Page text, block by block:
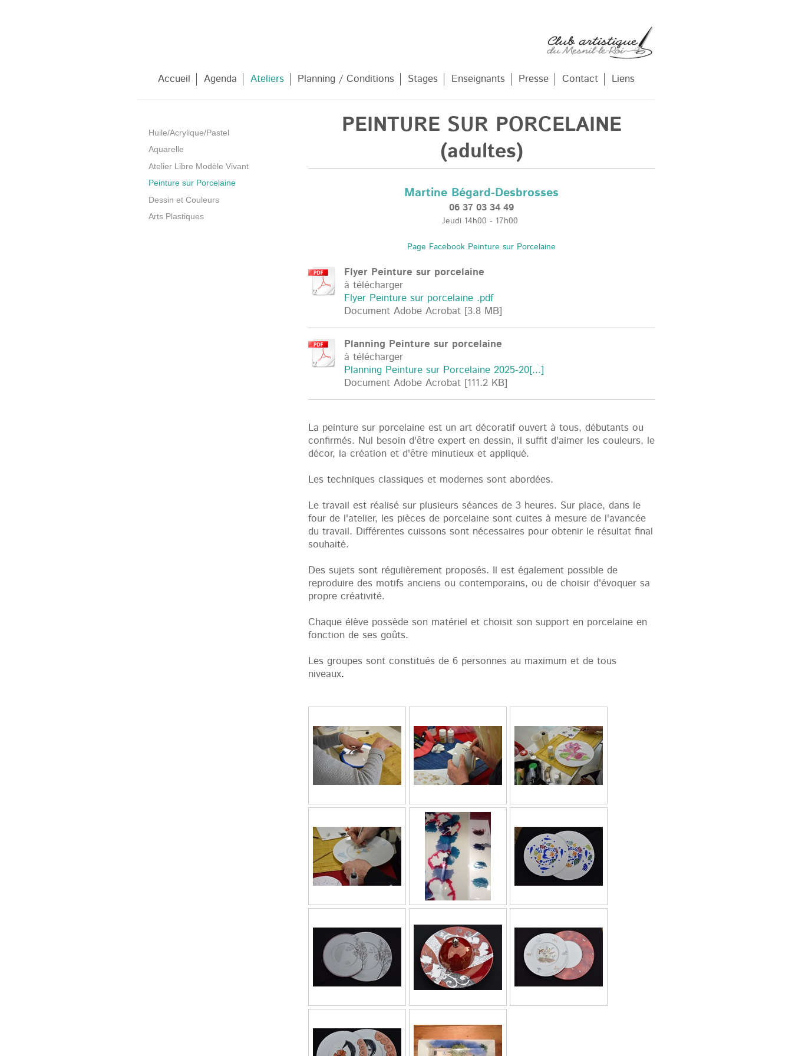
Accueil Agenda Ateliers Planning / Conditions Stages Enseignants Presse Contact Liens
PEINTURE SUR PORCELAINE
(adultes)
Martine Bégard-Desbrosses
06 37 03 34 49
Jeudi 14h00 - 17h00
Page Facebook Peinture sur Porcelaine
Flyer Peinture sur porcelaine
à télécharger
Flyer Peinture sur porcelaine .pdf
Document Adobe Acrobat [3.8 MB]
Planning Peinture sur porcelaine
à télécharger
Planning Peinture sur Porcelaine 2025-20[...]
Document Adobe Acrobat [111.2 KB]
La peinture sur porcelaine est un art décoratif ouvert à tous, débutants ou
confirmés. Nul besoin d'être expert en dessin, il suffit d'aimer les couleurs, le
décor, la création et d'être minutieux et appliqué.
Les techniques classiques et modernes sont abordées.
Le travail est réalisé sur plusieurs séances de 3 heures. Sur place, dans le
four de l'atelier, les pièces de porcelaine sont cuites à mesure de l'avancée
du travail. Différentes cuissons sont nécessaires pour obtenir le résultat final
souhaité.
Des sujets sont régulièrement proposés. Il est également possible de
reproduire des motifs anciens ou contemporains, ou de choisir d'évoquer sa
propre créativité.
Chaque élève possède son matériel et choisit son support en porcelaine en
fonction de ses goûts.
Les groupes sont constitués de 6 personnes au maximum et de tous
niveaux.
Huile/Acrylique/Pastel
Aquarelle
Atelier Libre Modèle Vivant
Peinture sur Porcelaine
Dessin et Couleurs
Arts Plastiques